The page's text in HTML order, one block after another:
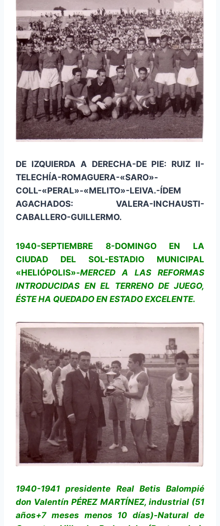
DE IZQUIERDA A DERECHA-DE PIE: RUIZ II-
TELECHÍA-ROMAGUERA-«SARO»-
COLL-«PERAL»-«MELITO»-LEIVA.-ÍDEM
AGACHADOS: VALERA-INCHAUSTI-
CABALLERO-GUILLERMO.
1940-SEPTIEMBRE 8-DOMINGO EN LA
CIUDAD DEL SOL-ESTADIO MUNICIPAL
«HELIÓPOLIS»-MERCED A LAS REFORMAS
INTRODUCIDAS EN EL TERRENO DE JUEGO,
ÉSTE HA QUEDADO EN ESTADO EXCELENTE.
1940-1941 presidente Real Betis Balompié
don Valentín PÉREZ MARTÍNEZ, industrial (51
años+7 meses menos 10 días)-Natural de